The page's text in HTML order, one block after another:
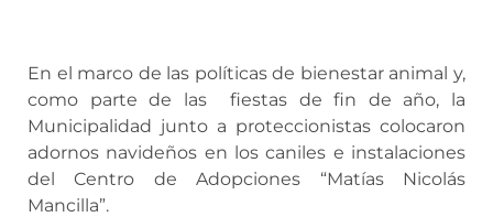
En el marco de las políticas de bienestar animal y,
como parte de las fiestas de fin de año, la
Municipalidad junto a proteccionistas colocaron
adornos navideños en los caniles e instalaciones
del Centro de Adopciones “Matías Nicolás
Mancilla”.